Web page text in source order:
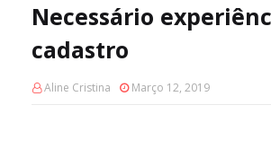
Necessário
cadastro
Aline Cristina Março 12, 2019